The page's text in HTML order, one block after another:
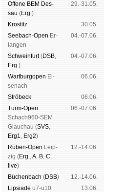
Offene BEM Des­
sau (Erg.)
29.-31.05.
Kros­titz
30.05.
See­bach-Open Er­
lan­gen
04.-07.06.
Schwein­furt(DSB,
Erg.)
04.-07.06.
Wart­burg­open Ei­
se­nach
06.06.
Strö­beck
06.06.
Turm-Open
Schach960-SEM
Glau­chau (SVS,
Erg1, Erg2)
06.-07.06.
Rüben-Open Leip­
zig (Erg.,A, B, C,
live)
12.-14.06.
Büchen­bach (DSB)
12.-14.06.
Lipsiade u7-u10
13.06.